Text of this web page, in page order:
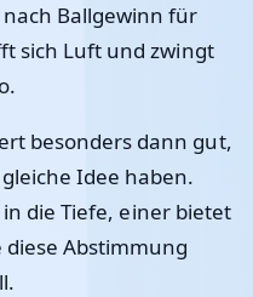
Ballgewinn für
sich Luft und zwingt
besonders dann gut,
Idee haben.
die Tiefe, einer bietet
diese Abstimmung